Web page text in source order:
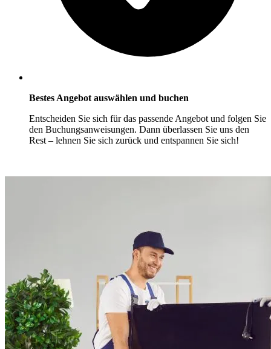
Bestes Angebot auswählen und buchen
Entscheiden Sie sich für das passende Angebot und folgen Sie
den Buchungsanweisungen. Dann überlassen Sie uns den
Rest – lehnen Sie sich zurück und entspannen Sie sich!